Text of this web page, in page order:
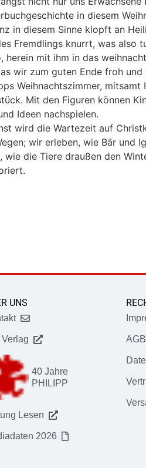
in diesem
in diesem Sinne klopft an
Fremdlings knurrt, was also
herein mit ihm in das
wir zum guten Ende froh
Weihnachtszimmer,
Mit den Figuren können
Ideen nachspielen.
wird die Wartezeit auf
wir erleben, wie Bär und
wie die Tiere draußen den
UNS
Verlag
40 Jahre
PHILIPP
Lesen
2026
AGB